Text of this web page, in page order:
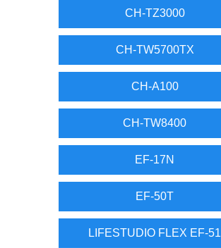
CH-TZ3000
CH-TW5700TX
CH-A100
CH-TW8400
EF-17N
EF-50T
LIFESTUDIO FLEX EF-51